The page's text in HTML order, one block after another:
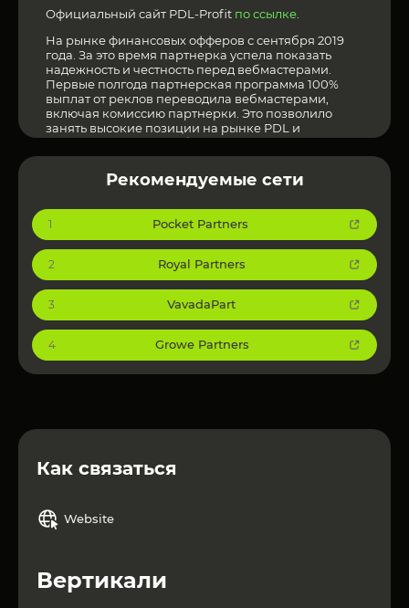
Официальный сайт PDL-Profit по ссылке
На рынке финансовых офферов с сентября 2019
года. За это время партнерка успела показать
надежность и честность перед вебмастерами.
Первые полгода партнерская программа 100%
выплат от реклов переводила вебмастерами,
включая комиссию партнерки. Это позволило
занять высокие позиции на рынке PDL и
завоевать доверие арбитражников.
Рекомендуемые сети
1 Pocket Partners
2 Royal Partners
3 VavadaPart
4 Growe Partners
Как связаться
Website
Вертикали